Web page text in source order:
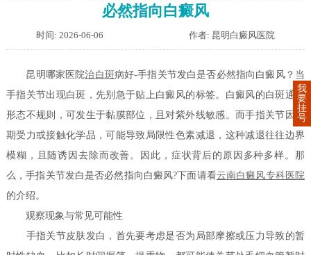
必然指向白癜风
时间: 2026-06-06 作者: 昆明白癜风医院
昆明哪家医院治白斑病好-手指关节发白是否必然指向白癜风？当
手指关节出现白斑，先别急于贴上白癜风的标签。白癜风的白斑通常
形态不规则，可发生于黏膜部位，且对紫外线敏感。而手指关节因长
期受力或接触化学品，可能导致局限性色素减退，这种减退往往边界
模糊，且随诱因去除而改善。因此，症状背后的原因多种多样。那
么，手指关节发白是否必然指向白癜风?下面请看云南白癜风专科医院
的介绍。
观察现象与常见可能性
手指关节皮肤发白，首先要考虑是否为局部摩擦或压力导致的暂
我
要
挂
号